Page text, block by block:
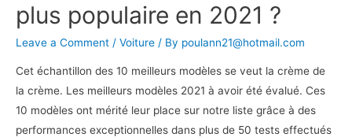
plus populaire en 2021 ?
Leave a Comment / Voiture / By poulann21@hotmail.com
Cet échantillon des 10 meilleurs modèles se veut la crème de
la crème. Les meilleurs modèles 2021 à avoir été évalué. Ces
10 modèles ont mérité leur place sur notre liste grâce à des
performances exceptionnelles dans plus de 50 tests effectués